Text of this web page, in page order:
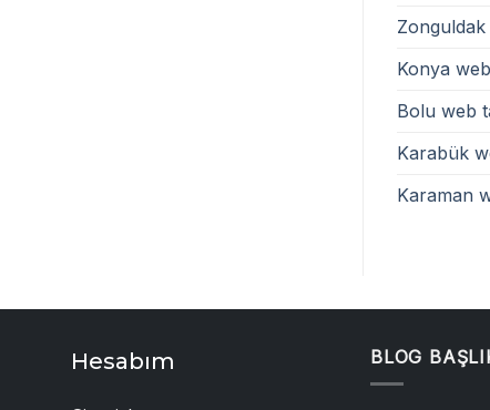
Zonguldak
Konya
Bolu web
Karabük
Karaman
Hesabım BLOG